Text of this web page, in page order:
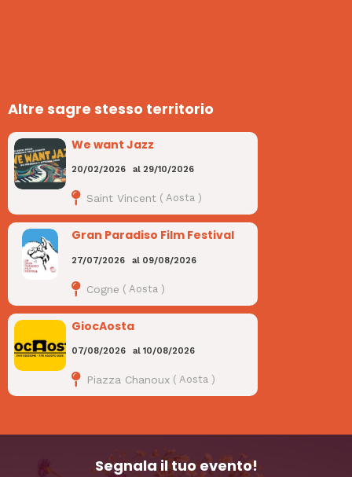
Altre sagre stesso territorio
We want Jazz
20/02/2026 al 29/10/2026
Saint Vincent (Aosta )
Gran Paradiso Film Festival
27/07/2026 al 09/08/2026
Cogne ( Aosta )
GiocAosta
07/08/2026 al10/08/2026
Piazza Chanoux (Aosta )
Segnala il tuo evento!